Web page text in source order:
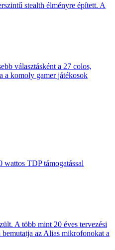
stealth élményre épített. A
választásként a 27 colos,
a komoly gamer játékosok
TDP támogatással
A több mint 20 éves tervezési
bemutatja az Alias mikrofonokat a